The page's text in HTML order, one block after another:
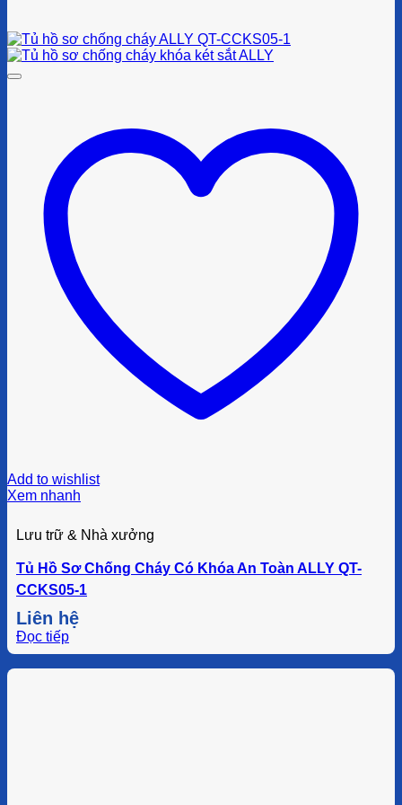
Add to wishlist
Xem nhanh
Lưu trữ & Nhà xưởng
Tủ Hồ Sơ Chống Cháy Có Khóa An Toàn ALLY QT-
CCKS05-1
Liên hệ
Đọc tiếp